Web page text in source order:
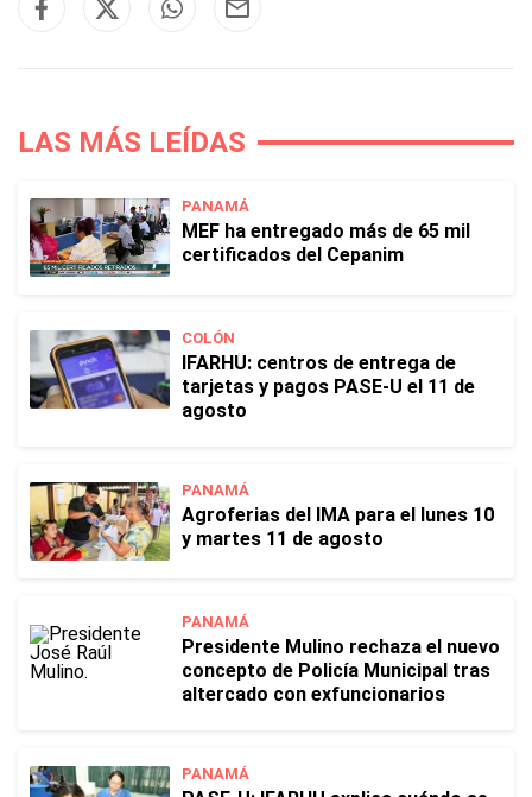
LAS MÁS LEÍDAS
PANAMÁ
MEF ha entregado más de 65 mil
certificados del Cepanim
COLÓN
IFARHU: centros de entrega de
tarjetas y pagos PASE-U el 11 de
agosto
PANAMÁ
Agroferias del IMA para el lunes 10
y martes 11 de agosto
PANAMÁ
Presidente Mulino rechaza el nuevo
concepto de Policía Municipal tras
altercado con exfuncionarios
PANAMÁ